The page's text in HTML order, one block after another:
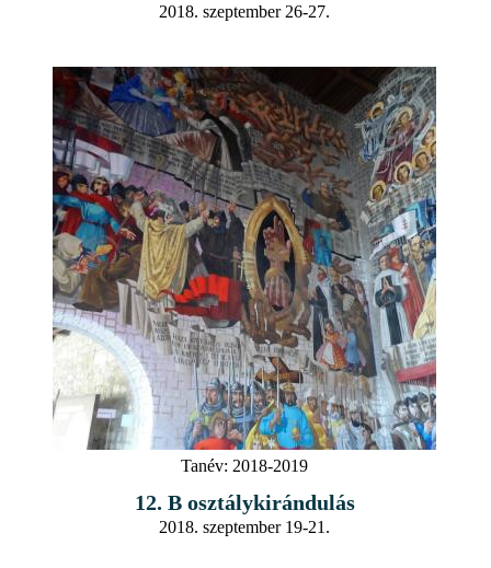
2018. szeptember 26-27.
Tanév: 2018-2019
12. B osztálykirándulás
2018. szeptember 19-21.